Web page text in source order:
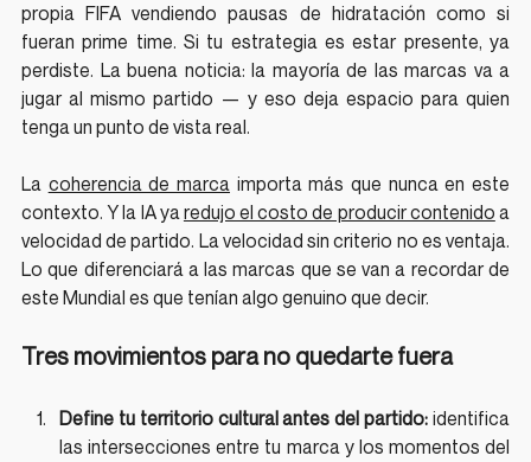
propia FIFA vendiendo pausas de hidratación como si
fueran prime time. Si tu estrategia es estar presente, ya
perdiste. La buena noticia: la mayoría de las marcas va a
jugar al mismo partido — y eso deja espacio para quien
tenga un punto de vista real.
La coherencia de marca importa más que nunca en este
contexto. Y la IA ya redujo el costo de producir contenido a
velocidad de partido. La velocidad sin criterio no es ventaja.
Lo que diferenciará a las marcas que se van a recordar de
este Mundial es que tenían algo genuino que decir.
Tres movimientos para no quedarte fuera
Define tu territorio cultural antes del partido: identifica
las intersecciones entre tu marca y los momentos del